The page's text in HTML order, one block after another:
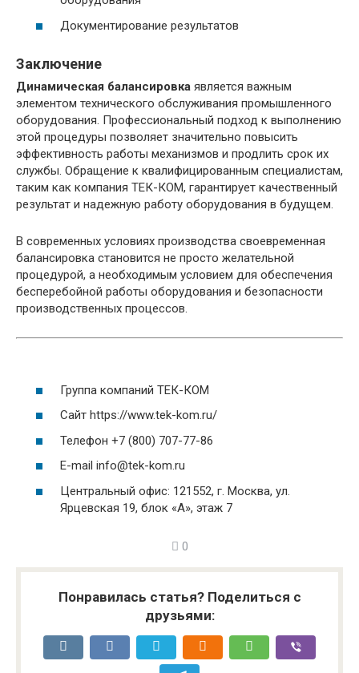
Документирование результатов
Заключение
Динамическая балансировка является важным
элементом технического обслуживания промышленного
оборудования. Профессиональный подход к выполнению
этой процедуры позволяет значительно повысить
эффективность работы механизмов и продлить срок их
службы. Обращение к квалифицированным специалистам,
таким как компания ТЕК-КОМ, гарантирует качественный
результат и надежную работу оборудования в будущем.
В современных условиях производства своевременная
балансировка становится не просто желательной
процедурой, а необходимым условием для обеспечения
бесперебойной работы оборудования и безопасности
производственных процессов.
Группа компаний ТЕК-КОМ
Сайт https://www.tek-kom.ru/
Телефон +7 (800) 707-77-86
E-mail info@tek-kom.ru
Центральный офис: 121552, г. Москва, ул.
Ярцевская 19, блок «А», этаж 7
0
Понравилась статья? Поделиться с
друзьями: